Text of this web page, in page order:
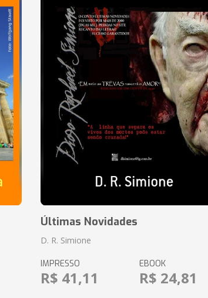
Últimas Novidades
D. R. Simione
IMPRESSO
R$ 41,11
EBOOK
R$ 24,81